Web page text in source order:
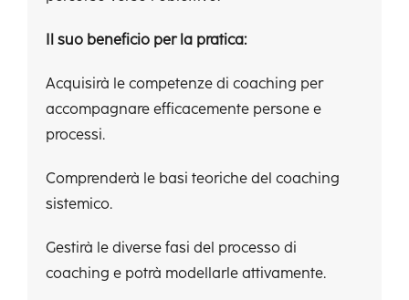
Il suo beneficio per la pratica:
Acquisirà le competenze di coaching per
accompagnare efficacemente persone e
processi.
Comprenderà le basi teoriche del coaching
sistemico.
Gestirà le diverse fasi del processo di
coaching e potrà modellarle attivamente.